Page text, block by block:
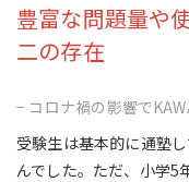
豊富な問題量や
二の存在
− コロナ禍の影響で
受験生は基本的に通塾
んでした。ただ、小学5